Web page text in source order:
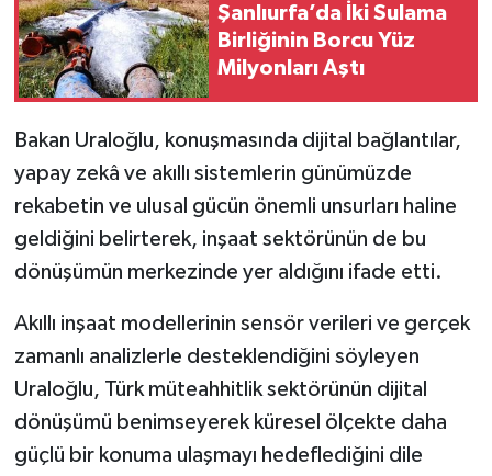
Şanlıurfa’da İki Sulama
Birliğinin Borcu Yüz
Milyonları Aştı
Bakan Uraloğlu, konuşmasında dijital bağlantılar,
yapay zekâ ve akıllı sistemlerin günümüzde
rekabetin ve ulusal gücün önemli unsurları haline
geldiğini belirterek, inşaat sektörünün de bu
dönüşümün merkezinde yer aldığını ifade etti.
Akıllı inşaat modellerinin sensör verileri ve gerçek
zamanlı analizlerle desteklendiğini söyleyen
Uraloğlu, Türk müteahhitlik sektörünün dijital
dönüşümü benimseyerek küresel ölçekte daha
güçlü bir konuma ulaşmayı hedeflediğini dile